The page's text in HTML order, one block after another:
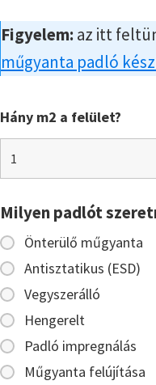
Figyelem: az itt
műgyanta padló
Hány m2 a felület?
Milyen padlót
Önterülő műgyanta
Antisztatikus (ESD)
Vegyszerálló
Hengerelt
Padló impregnálás
Műgyanta felújítása